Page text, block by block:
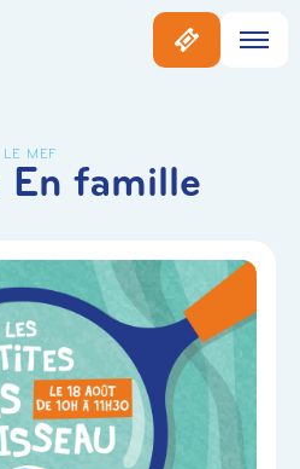
LE MEF
En famille